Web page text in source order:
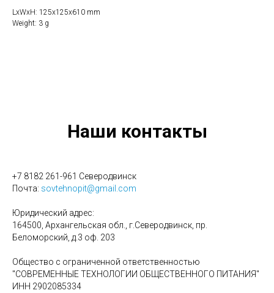
LxWxH: 125x125x610 mm
Weight: 3 g
Наши контакты
+7 8182 261-961 Северодвинск
Почта: sovtehnopit@gmail.com
Юридический адрес:
164500, Архангельская обл., г.Северодвинск, пр.
Беломорский, д.3 оф. 203
Общество с ограниченной ответственностью
"СОВРЕМЕННЫЕ ТЕХНОЛОГИИ ОБЩЕСТВЕННОГО ПИТАНИЯ"
ИНН 2902085334